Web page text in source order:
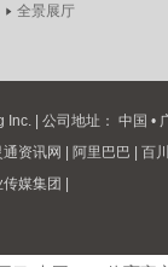
全景展厅
| 公司地址： 中国 •
通资讯网 阿里巴巴 百
媒集团